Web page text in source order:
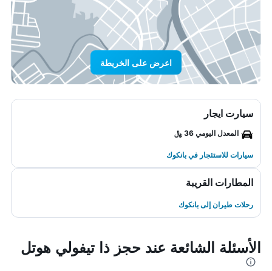
اعرض على الخريطة
سيارت ايجار
المعدل اليومي 36 ﷼
سيارات للاستئجار في بانكوك
المطارات القريبة
رحلات طيران إلى بانكوك
الأسئلة الشائعة عند حجز ذا تيفولي هوتل